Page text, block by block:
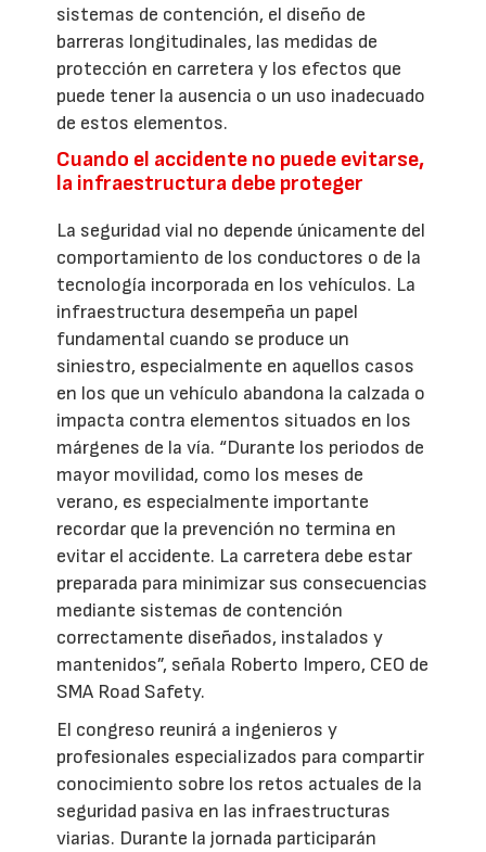
sistemas de contención, el diseño de
barreras longitudinales, las medidas de
protección en carretera y los efectos que
puede tener la ausencia o un uso inadecuado
de estos elementos.
Cuando el accidente no puede evitarse,
la infraestructura debe proteger
La seguridad vial no depende únicamente del
comportamiento de los conductores o de la
tecnología incorporada en los vehículos. La
infraestructura desempeña un papel
fundamental cuando se produce un
siniestro, especialmente en aquellos casos
en los que un vehículo abandona la calzada o
impacta contra elementos situados en los
márgenes de la vía. “Durante los periodos de
mayor movilidad, como los meses de
verano, es especialmente importante
recordar que la prevención no termina en
evitar el accidente. La carretera debe estar
preparada para minimizar sus consecuencias
mediante sistemas de contención
correctamente diseñados, instalados y
mantenidos”, señala Roberto Impero, CEO de
SMA Road Safety.
El congreso reunirá a ingenieros y
profesionales especializados para compartir
conocimiento sobre los retos actuales de la
seguridad pasiva en las infraestructuras
viarias. Durante la jornada participarán